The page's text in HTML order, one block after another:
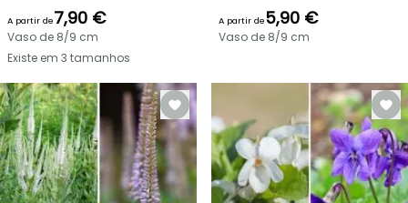
VENDAS
RELÂMPAGO
ATÉ
30%
DE
BULBOS
DE
PRIMAVERA
A partir de7,90 €
Vaso de 8/9 cm
Existe em 3 tamanhos
A partir de5,90 €
Vaso de 8/9 cm